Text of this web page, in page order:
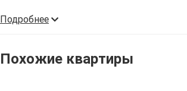
Подробнее
Похожие квартиры